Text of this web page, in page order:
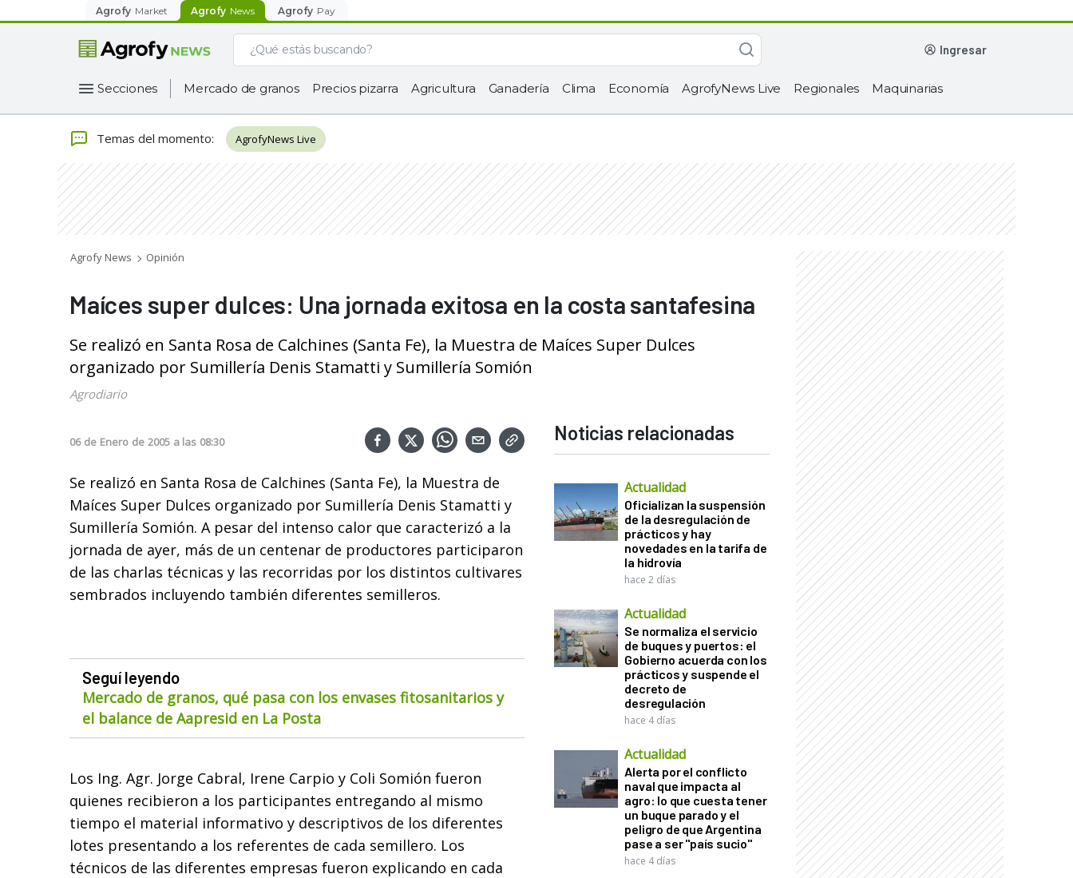
Agrofy Market Agrofy News Agrofy Pay
ingresar
Secciones Mercado de granos Precios pizarra Agricultura Ganadería Clima Economía AgrofyNews Live Regionales Maquinarias
Temas del momento: AgrofyNews Live
Agrofy News Opinión
Maíces super dulces: Una jornada exitosa en la costa santafesina
Se realizó en Santa Rosa de Calchines (Santa Fe), la Muestra de Maíces Super Dulces
organizado por Sumillería Denis Stamatti y Sumillería Somión
Agrodiario
06 de Enero de 2005 a las 08:30
Se realizó en Santa Rosa de Calchines (Santa Fe), la Muestra de
Maíces Super Dulces organizado por Sumillería Denis Stamatti y
Sumillería Somión. A pesar del intenso calor que caracterizó a la
jornada de ayer, más de un centenar de productores participaron
de las charlas técnicas y las recorridas por los distintos cultivares
sembrados incluyendo también diferentes semilleros.
Seguí leyendo
Mercado de granos, qué pasa con los envases fitosanitarios y
el balance de Aapresid en La Posta
Los Ing. Agr. Jorge Cabral, Irene Carpio y Coli Somión fueron
quienes recibieron a los participantes entregando al mismo
tiempo el material informativo y descriptivos de los diferentes
lotes presentando a los referentes de cada semillero. Los
técnicos de las diferentes empresas fueron explicando en cada
Noticias relacionadas
Actualidad
Oficializan la suspensión
de la desregulación de
prácticos y hay
novedades en la tarifa de
la hidrovía
hace 2 días
Actualidad
Se normaliza el servicio
de buques y puertos: el
Gobierno acuerda con los
prácticos y suspende el
decreto de
desregulación
hace 4 días
Actualidad
Alerta por el conflicto
naval que impacta al
agro: lo que cuesta tener
un buque parado y el
peligro de que Argentina
pase a ser "país sucio"
hace 4 días